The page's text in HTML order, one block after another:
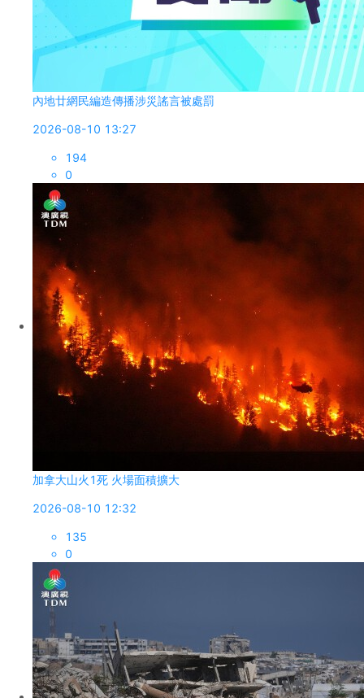
內地廿網民編造傳播涉災謠言被處罰
2026-08-10 13:27
194
0
加拿大山火1死 火場面積擴大
2026-08-10 12:32
135
0